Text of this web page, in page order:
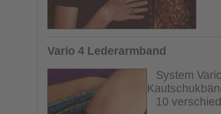
Vario 4 Lederarmband
System
10